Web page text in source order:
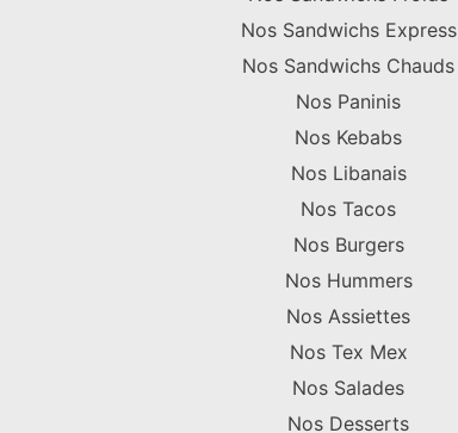
Nos Sandwichs Express
Nos Sandwichs Chauds
Nos Paninis
Nos Kebabs
Nos Libanais
Nos Tacos
Nos Burgers
Nos Hummers
Nos Assiettes
Nos Tex Mex
Nos Salades
Nos Desserts